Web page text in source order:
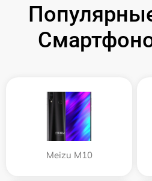
Meizu M10